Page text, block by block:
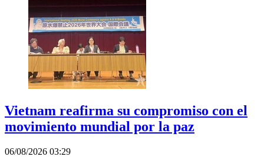
Vietnam reafirma su compromiso con el
movimiento mundial por la paz
06/08/2026 03:29